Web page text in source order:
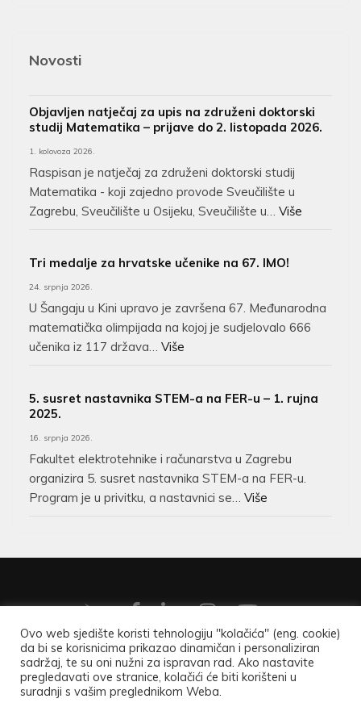
Novosti
Objavljen natječaj za upis na združeni doktorski
studij Matematika – prijave do 2. listopada 2026.
1. kolovoza 2026.
Raspisan je natječaj za združeni doktorski studij
Matematika - koji zajedno provode Sveučilište u
Zagrebu, Sveučilište u Osijeku, Sveučilište u… Više
Tri medalje za hrvatske učenike na 67. IMO!
24. srpnja 2026.
U Šangaju u Kini upravo je završena 67. Međunarodna
matematička olimpijada na kojoj je sudjelovalo 666
učenika iz 117 država… Više
5. susret nastavnika STEM-a na FER-u – 1. rujna
2025.
16. srpnja 2026.
Fakultet elektrotehnike i računarstva u Zagrebu
organizira 5. susret nastavnika STEM-a na FER-u.
Program je u privitku, a nastavnici se… Više
Copyright ©2026Hrvatsko matematičko društvo. Opći
podaci.
Ovo web sjedište koristi tehnologiju "kolačića" (eng. cookie)
da bi se korisnicima prikazao dinamičan i personaliziran
sadržaj, te su oni nužni za ispravan rad. Ako nastavite
pregledavati ove stranice, kolačići će biti korišteni u
suradnji s vašim preglednikom Weba.